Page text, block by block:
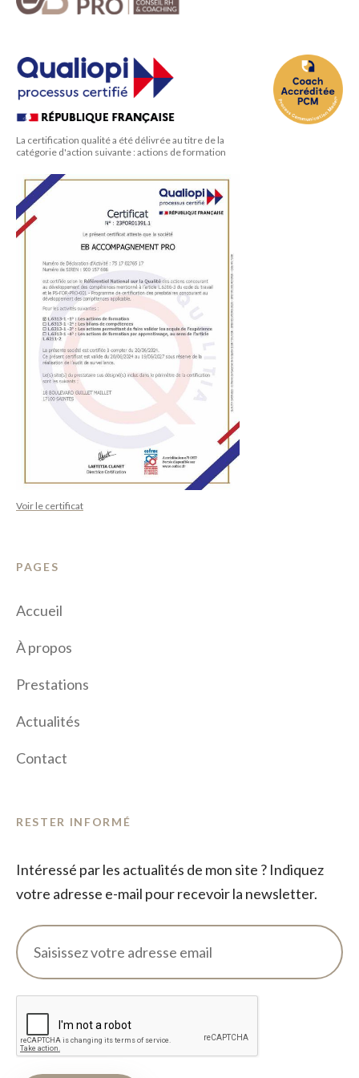
La certification qualité a été délivrée au titre de la
catégorie d'action suivante : actions de formation
Voir le certificat
PAGES
Accueil
À propos
Prestations
Actualités
Contact
RESTER INFORMÉ
Intéressé par les actualités de mon site ? Indiquez
votre adresse e-mail pour recevoir la newsletter.